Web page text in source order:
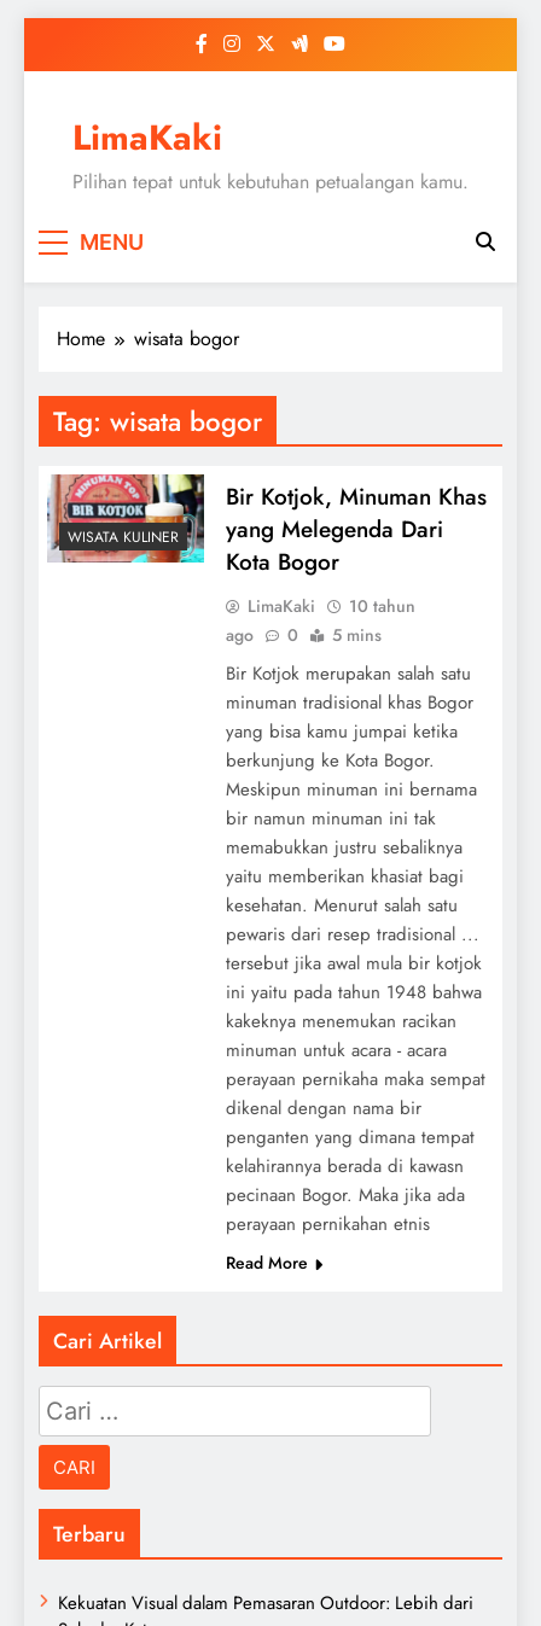
LimaKaki
Pilihan tepat untuk kebutuhan petualangan kamu.
MENU
Home wisata bogor
Tag: wisata bogor
WISATA KULINER
Bir Kotjok, Minuman Khas
yang Melegenda Dari
Kota Bogor
LimaKaki
10 tahun
ago
0 5 mins
Bir Kotjok merupakan salah satu
minuman tradisional khas Bogor
yang bisa kamu jumpai ketika
berkunjung ke Kota Bogor.
Meskipun minuman ini bernama
bir namun minuman ini tak
memabukkan justru sebaliknya
yaitu memberikan khasiat bagi
kesehatan. Menurut salah satu
pewaris dari resep tradisional ...
tersebut jika awal mula bir kotjok
ini yaitu pada tahun 1948 bahwa
kakeknya menemukan racikan
minuman untuk acara - acara
perayaan pernikaha maka sempat
dikenal dengan nama bir
penganten yang dimana tempat
kelahirannya berada di kawasn
pecinaan Bogor. Maka jika ada
perayaan pernikahan etnis
Read More
Cari Artikel
Cari
untuk:
Terbaru
Kekuatan Visual dalam Pemasaran Outdoor: Lebih dari